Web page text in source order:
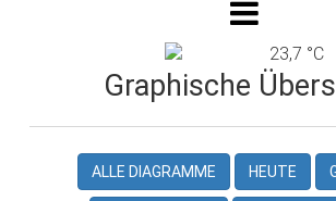
23,7 °C
Graphische
ALLE DIAGRAMME HEUTE